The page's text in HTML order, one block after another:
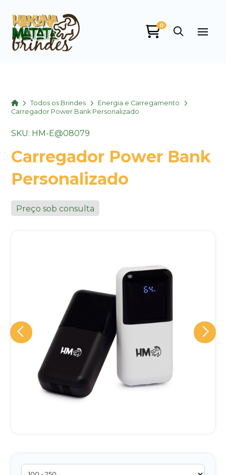
0
HomeTodos os Brindes
Energia e Carregamento
Carregador Power Bank Personalizado
SKU: HM-E@08079
Carregador Power Bank
Personalizado
Preço sob consulta